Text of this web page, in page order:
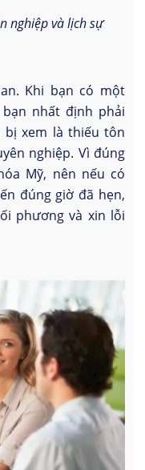
nghiệp và lịch sự
Khi bạn có một
nhất định phải
bị xem là thiếu tôn
nghiệp. Vì đúng
Mỹ, nên nếu có
đúng giờ đã hẹn,
phương và xin lỗi